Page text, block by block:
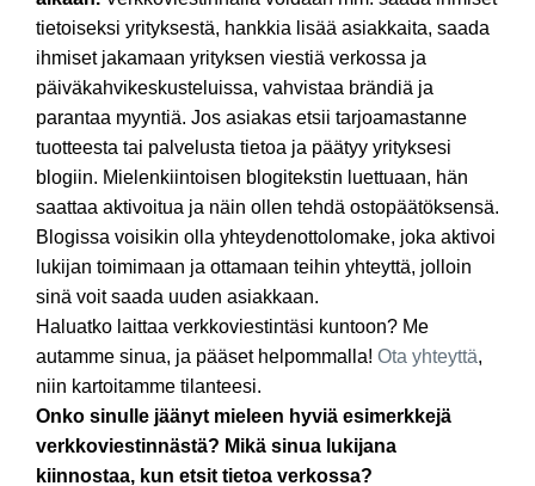
tietoiseksi yrityksestä, hankkia lisää asiakkaita, saada
ihmiset jakamaan yrityksen viestiä verkossa ja
päiväkahvikeskusteluissa, vahvistaa brändiä ja
parantaa myyntiä. Jos asiakas etsii tarjoamastanne
tuotteesta tai palvelusta tietoa ja päätyy yrityksesi
blogiin. Mielenkiintoisen blogitekstin luettuaan, hän
saattaa aktivoitua ja näin ollen tehdä ostopäätöksensä.
Blogissa voisikin olla yhteydenottolomake, joka aktivoi
lukijan toimimaan ja ottamaan teihin yhteyttä, jolloin
sinä voit saada uuden asiakkaan.
Haluatko laittaa verkkoviestintäsi kuntoon? Me
autamme sinua, ja pääset helpommalla! Ota yhteyttä,
niin kartoitamme tilanteesi.
Onko sinulle jäänyt mieleen hyviä esimerkkejä
verkkoviestinnästä? Mikä sinua lukijana
kiinnostaa, kun etsit tietoa verkossa?